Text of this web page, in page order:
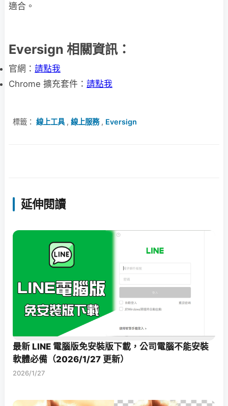
適合。
Eversign 相關資訊：
官網： 請點我
Chrome 擴充套件： 請點我
標籤： 線上工具, 線上服務, Eversign
延伸閱讀
最新 LINE 電腦版免安裝版下載，公司電腦不能安裝
軟體必備（2026/1/27 更新）
2026/1/27